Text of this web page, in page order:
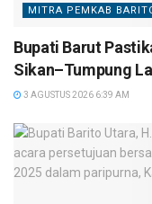
MITRA PEMKAB
Bupati Barut
Sikan–Tumpung
3 AGUSTUS 2026 6:39 AM